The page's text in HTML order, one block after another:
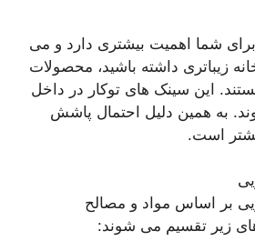
شما اهمیت بیشتری دارد و می
زیباتری داشته باشید، محصولات
این سینک های توکار در داخل
به همین دلیل احتمال پاشش
است.
بر اساس مواد و مصالح
زیر تقسیم می شوند: